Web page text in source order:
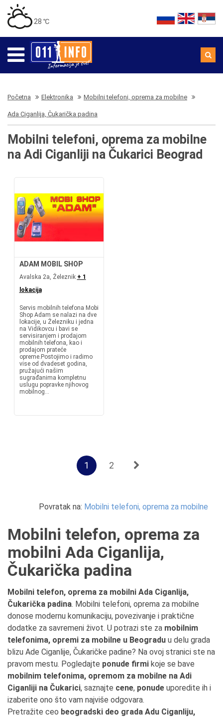
28 ℃
Početna Elektronika Mobilni telefoni, oprema za mobilne
Ada Ciganlija, Čukarička padina
Mobilni telefoni, oprema za mobilne
na Adi Ciganliji na Čukarici Beograd
ADAM MOBIL SHOP
Avalska 2a, Železnik + 1
lokacija
Servis mobilnih telefona Mobi
Shop Adam se nalazi na dve
lokacije, u Železniku i jedna
na Vidikovcu i bavi se
servisiranjem i prodajom
mobilnih telefona, kao i
prodajom prateće
opreme.Postojimo i radimo
vise od dvadeset godina,
pružajući našim
sugrađanima kompletnu
uslugu popravke njihovog
mobilnog...
1 2
Povratak na: Mobilni telefoni, oprema za mobilne
Mobilni telefon, oprema za
mobilni Ada Ciganlija,
Čukarička padina
Mobilni telefon, oprema za mobilni Ada Ciganlija,
Čukarička padina. Mobilni telefoni, oprema za mobilne
donose modernu komunikaciju, povezivanje i praktične
dodatke za savremeni život. U potrazi ste za mobilnim
telefonima, opremi za mobilne u Beogradu u delu grada
blizu Ade Ciganlije, Čukaričke padine? Na ovoj stranici ste na
pravom mestu. Pogledajte ponude firmi koje se bave
mobilnim telefonima, opremom za mobilne na Adi
Ciganliji na Čukarici, saznajte cene, ponude uporedite ih i
izaberite ono što vam najviše odgovara.
Pretražite ceo beogradski deo grada Adu Ciganliju,